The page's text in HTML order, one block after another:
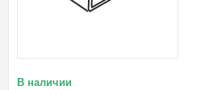
В наличии